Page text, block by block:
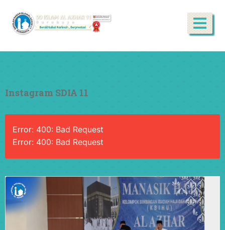
Instagram SDIA 11
Error: 400: Bad Request
Error: 400: Bad Request